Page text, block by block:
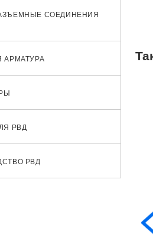
СОЕДИНЕНИЯ
АРМАТУРА
РВД
РВД